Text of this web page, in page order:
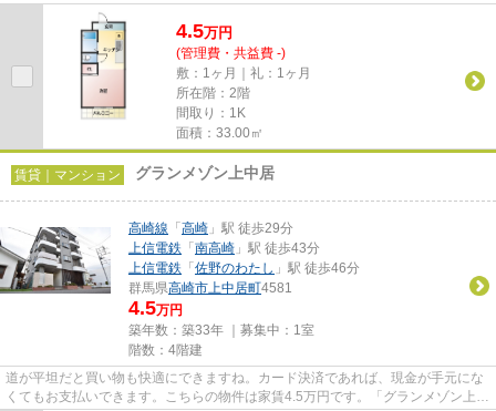
軽にお問い合わせください♪...
4.5万円
(管理費・共益費 -)
敷：1ヶ月｜礼：1ヶ月
所在階：2階
間取り：1K
面積：33.00㎡
賃貸｜マンション グランメゾン上中居
高崎線 「 高崎 」駅 徒歩29分
上信電鉄 「 南高崎 」駅 徒歩43分
上信電鉄 「 佐野のわたし 」駅 徒歩46分
群馬県高崎市上中居町4581
4.5万円
築年数：築33年 ｜募集中： 1室
階数：4階建
道が平坦だと買い物も快適にできますね。カード決済であれば、現金が手元にな
くてもお支払いできます。こちらの物件は家賃4.5万円です。「グランメゾン上中